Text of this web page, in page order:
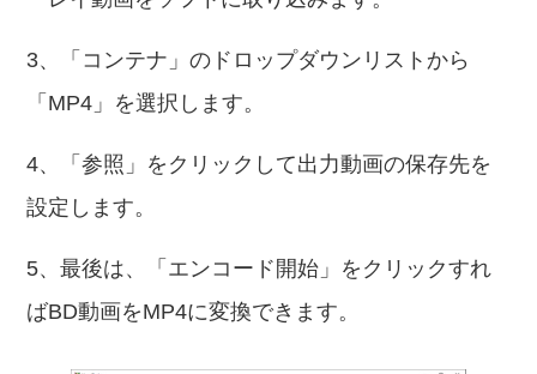
3、「コンテナ」のドロップダウンリストから
「MP4」を選択します。
4、「参照」をクリックして出力動画の保存先を
設定します。
5、最後は、「エンコード開始」をクリックすれ
ばBD動画をMP4に変換できます。